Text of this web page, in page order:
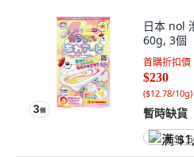
日本 nol
60g, 3個
首購折扣價
$230
($12.78/10g)
暫時缺貨
满